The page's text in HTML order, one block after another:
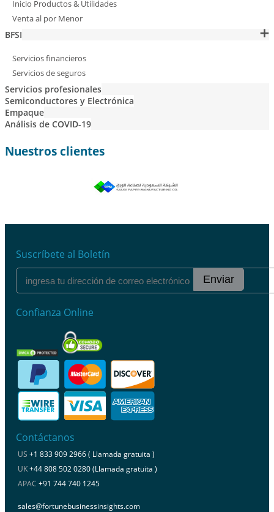
Inicio Productos & Utilidades
Venta al por Menor
BFSI
Servicios financieros
Servicios de seguros
Servicios profesionales
Semiconductores y Electrónica
Empaque
Análisis de COVID-19
Nuestros clientes
Suscríbete al Boletín
Enviar
Confianza Online
Contáctanos
US +1 833 909 2966 ( Llamada gratuita )
UK+44 808 502 0280 (Llamada gratuita )
APAC +91 744 740 1245
sales@fortunebusinessinsights.com